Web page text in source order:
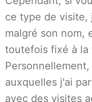
ce type de visite,
malgré son nom,
toutefois fixé à la
auxquelles j'ai
avec des visites